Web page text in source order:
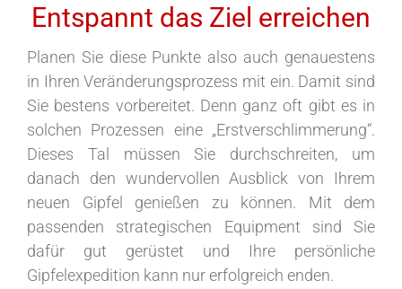
Entspannt das Ziel erreichen
Planen Sie diese Punkte also auch genauestens
in Ihren Veränderungsprozess mit ein. Damit sind
Sie bestens vorbereitet. Denn ganz oft gibt es in
solchen Prozessen eine „Erstverschlimmerung“.
Dieses Tal müssen Sie durchschreiten, um
danach den wundervollen Ausblick von Ihrem
neuen Gipfel genießen zu können. Mit dem
passenden strategischen Equipment sind Sie
dafür gut gerüstet und Ihre persönliche
Gipfelexpedition kann nur erfolgreich enden.